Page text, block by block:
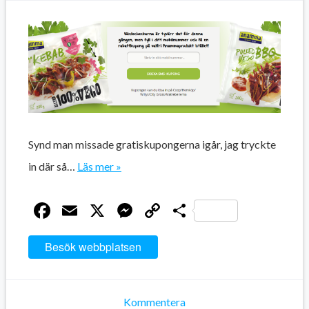
Synd man missade gratiskupongerna igår, jag tryckte
in där så… Läs mer »
Facebook
Email
X Messenger
CopyDela
Besök webbplatsen
Kommentera